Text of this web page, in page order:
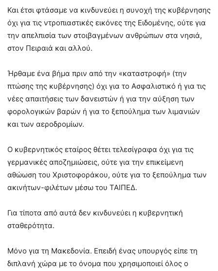
Και έτσι φτάσαμε να κινδυνεύει η συνοχή της κυβέρνησης
όχι για τις ντροπιαστικές εικόνες της Ειδομένης, ούτε για
την απελπισία των στοιβαγμένων ανθρώπων στα νησιά,
στον Πειραιά και αλλού.
Ήρθαμε ένα βήμα πριν από την «καταστροφή» (την
πτώσης της κυβέρνησης) όχι για το Ασφαλιστικό ή για τις
νέες απαιτήσεις των δανειστών ή για την αύξηση των
φορολογικών βαρών ή για το ξεπούλημα των λιμανιών
και των αεροδρομίων.
Ο κυβερνητικός εταίρος θέτει τελεσίγραφα όχι για τις
γερμανικές αποζημιώσεις, ούτε για την επικείμενη
αθώωση του Χριστοφοράκου, ούτε για το ξεπούλημα των
ακινήτων-φιλέτων μέσω του ΤΑΙΠΕΔ.
Για τίποτα από αυτά δεν κινδυνεύει η κυβερνητική
σταθερότητα.
Μόνο για τη Μακεδονία. Επειδή ένας υπουργός είπε τη
διπλανή χώρα με το όνομα που χρησιμοποιεί όλος ο